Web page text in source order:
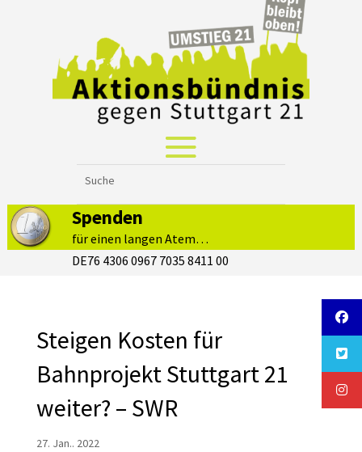
Spenden
für einen langen Atem…
DE76 4306 0967 7035 8411 00
Steigen Kosten für
Bahnprojekt Stuttgart 21
weiter? – SWR
27. Jan.. 2022